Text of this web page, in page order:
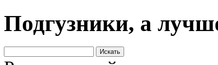
Подгузники, а